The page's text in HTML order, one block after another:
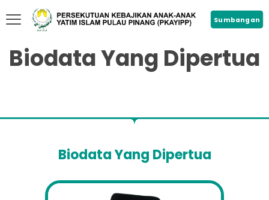
Sumbangan
Biodata Yang Dipertua
Biodata Yang Dipertua